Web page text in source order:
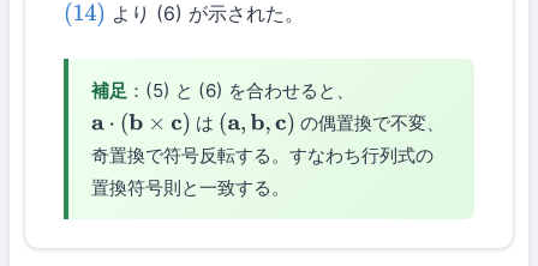
(14) より (6) が示された。
補足 ：(5) と (6) を合わせると、
a⋅ ( b×c ) は (a,b,c)
の偶置換で不変、
奇置換で符号反転する。すなわち行列式の
置換符号則と一致する。